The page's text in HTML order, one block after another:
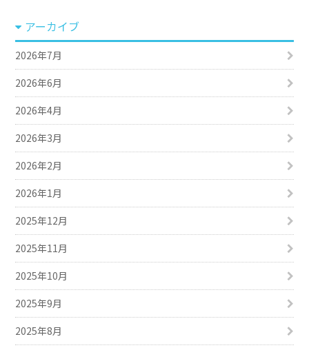
アーカイブ
2026年7月
2026年6月
2026年4月
2026年3月
2026年2月
2026年1月
2025年12月
2025年11月
2025年10月
2025年9月
2025年8月